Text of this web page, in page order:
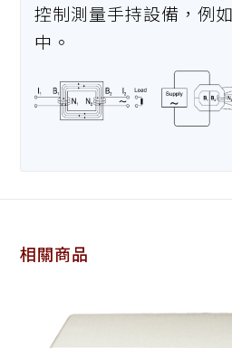
控制測量手持設備，例
中。
相關商品